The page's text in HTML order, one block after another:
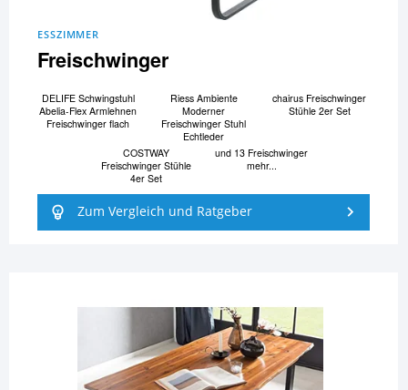
ESSZIMMER
Freischwinger
DELIFE Schwingstuhl
Abelia-Flex Armlehnen
Freischwinger flach
Riess Ambiente
Moderner
Freischwinger Stuhl
Echtleder
chairus Freischwinger
Stühle 2er Set
COSTWAY
Freischwinger Stühle
4er Set
und 13 Freischwinger
mehr...
Zum Vergleich und Ratgeber